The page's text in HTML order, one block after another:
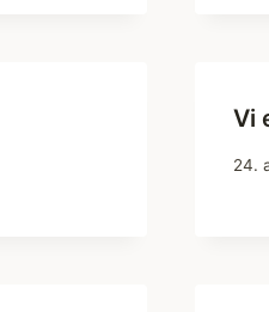
Vi
24.